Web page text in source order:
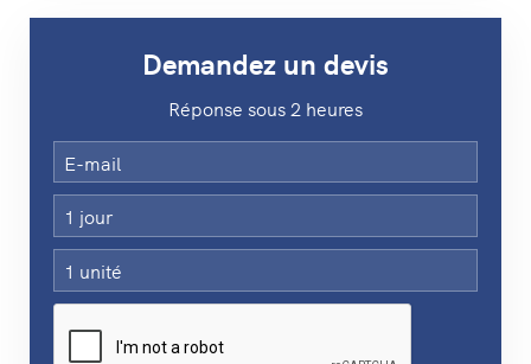
Demandez un devis
Réponse sous 2 heures